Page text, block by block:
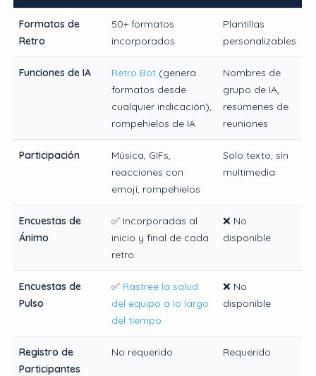
Formatos de
Retro
50+ formatos
incorporados
Plantillas
personalizables
Funciones de IA Retro Bot (genera
formatos desde
cualquier indicación),
rompehielos de IA
Nombres de
grupo de IA,
resúmenes de
reuniones
Participación
Música, GIFs,
reacciones con
emoji, rompehielos
Solo texto, sin
multimedia
Encuestas de
Ánimo
✅ Incorporadas al
inicio y final de cada
retro
❌ No
disponible
Encuestas de
Pulso
✅ Rastree la salud
del equipo a lo largo
del tiempo
❌ No
disponible
Registro de
Participantes
No requerido Requerido